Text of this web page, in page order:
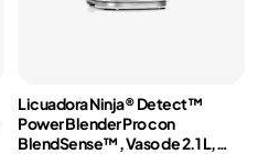
Licuadora Ninja® Detect™
Power Blender Pro con
BlendSense™, Vaso de 2.1 L,